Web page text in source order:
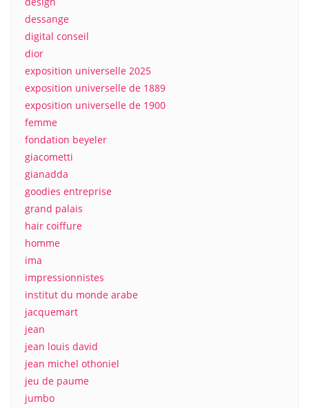
dessange
digital conseil
dior
exposition universelle 2025
exposition universelle de 1889
exposition universelle de 1900
femme
fondation beyeler
giacometti
gianadda
goodies entreprise
grand palais
hair coiffure
homme
ima
impressionnistes
institut du monde arabe
jacquemart
jean
jean louis david
jean michel othoniel
jeu de paume
jumbo